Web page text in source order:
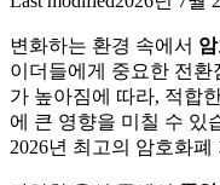
변화하는 환경 속에서
이더들에게 중요한 전환
가 높아짐에 따라, 적합
에 큰 영향을 미칠 수 있
2026년 최고의 암호화